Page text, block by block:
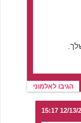
הגיבו לאלמוני
12/13/